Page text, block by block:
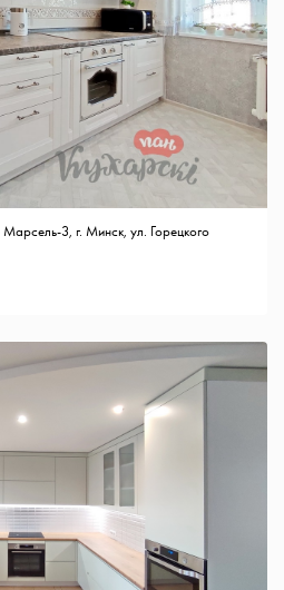
3, г. Минск, ул. Горецкого